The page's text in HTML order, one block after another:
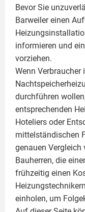
Bevor Sie
Barweiler einen
informieren und
vorziehen.
Wenn Verbraucher
durchführen
entsprechenden
Hoteliers oder
mittelständischen
genauen Vergleich
Bauherren, die
frühzeitig einen
einholen, um